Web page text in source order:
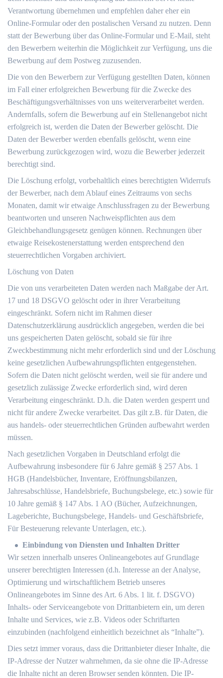
Verantwortung übernehmen und empfehlen daher eher ein
Online-Formular oder den postalischen Versand zu nutzen. Denn
statt der Bewerbung über das Online-Formular und E-Mail, steht
den Bewerbern weiterhin die Möglichkeit zur Verfügung, uns die
Bewerbung auf dem Postweg zuzusenden.
Die von den Bewerbern zur Verfügung gestellten Daten, können
im Fall einer erfolgreichen Bewerbung für die Zwecke des
Beschäftigungsverhältnisses von uns weiterverarbeitet werden.
Andernfalls, sofern die Bewerbung auf ein Stellenangebot nicht
erfolgreich ist, werden die Daten der Bewerber gelöscht. Die
Daten der Bewerber werden ebenfalls gelöscht, wenn eine
Bewerbung zurückgezogen wird, wozu die Bewerber jederzeit
berechtigt sind.
Die Löschung erfolgt, vorbehaltlich eines berechtigten Widerrufs
der Bewerber, nach dem Ablauf eines Zeitraums von sechs
Monaten, damit wir etwaige Anschlussfragen zu der Bewerbung
beantworten und unseren Nachweispflichten aus dem
Gleichbehandlungsgesetz genügen können. Rechnungen über
etwaige Reisekostenerstattung werden entsprechend den
steuerrechtlichen Vorgaben archiviert.
Löschung von Daten
Die von uns verarbeiteten Daten werden nach Maßgabe der Art.
17 und 18 DSGVO gelöscht oder in ihrer Verarbeitung
eingeschränkt. Sofern nicht im Rahmen dieser
Datenschutzerklärung ausdrücklich angegeben, werden die bei
uns gespeicherten Daten gelöscht, sobald sie für ihre
Zweckbestimmung nicht mehr erforderlich sind und der Löschung
keine gesetzlichen Aufbewahrungspflichten entgegenstehen.
Sofern die Daten nicht gelöscht werden, weil sie für andere und
gesetzlich zulässige Zwecke erforderlich sind, wird deren
Verarbeitung eingeschränkt. D.h. die Daten werden gesperrt und
nicht für andere Zwecke verarbeitet. Das gilt z.B. für Daten, die
aus handels- oder steuerrechtlichen Gründen aufbewahrt werden
müssen.
Nach gesetzlichen Vorgaben in Deutschland erfolgt die
Aufbewahrung insbesondere für 6 Jahre gemäß § 257 Abs. 1
HGB (Handelsbücher, Inventare, Eröffnungsbilanzen,
Jahresabschlüsse, Handelsbriefe, Buchungsbelege, etc.) sowie für
10 Jahre gemäß § 147 Abs. 1 AO (Bücher, Aufzeichnungen,
Lageberichte, Buchungsbelege, Handels- und Geschäftsbriefe,
Für Besteuerung relevante Unterlagen, etc.).
Einbindung von Diensten und Inhalten Dritter
Wir setzen innerhalb unseres Onlineangebotes auf Grundlage
unserer berechtigten Interessen (d.h. Interesse an der Analyse,
Optimierung und wirtschaftlichem Betrieb unseres
Onlineangebotes im Sinne des Art. 6 Abs. 1 lit. f. DSGVO)
Inhalts- oder Serviceangebote von Drittanbietern ein, um deren
Inhalte und Services, wie z.B. Videos oder Schriftarten
einzubinden (nachfolgend einheitlich bezeichnet als “Inhalte”).
Dies setzt immer voraus, dass die Drittanbieter dieser Inhalte, die
IP-Adresse der Nutzer wahrnehmen, da sie ohne die IP-Adresse
die Inhalte nicht an deren Browser senden könnten. Die IP-